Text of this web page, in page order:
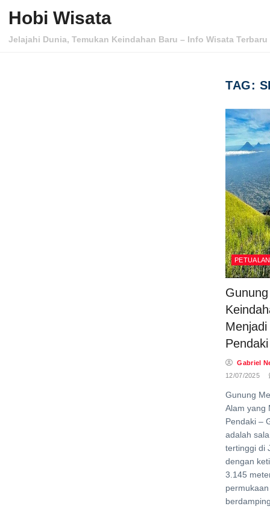
Hobi Wisata
Jelajahi Dunia, Temukan Keindahan Baru – Info Wisata Terbaru
TAG:
Pendaki
Gabriel
12/07/2025
Gunung
Alam yang
Pendaki –
adalah
tertinggi di
dengan
3.145